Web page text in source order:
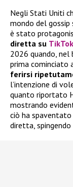
Negli Stati Uniti
mondo del gossip
è stato
diretta su TikTok
2026 quando,
prima cominciato
ferirsi
l’intenzione di
quanto riportato
mostrando
ciò ha
diretta,